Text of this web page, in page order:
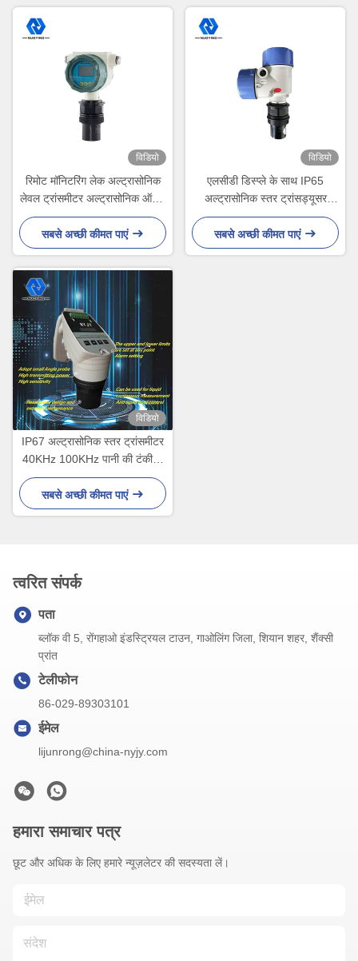
विडियो
रिमोट मॉनिटरिंग लेक अल्ट्रासोनिक
लेवल ट्रांसमीटर अल्ट्रासोनिक ऑयल
लेवल ट्रांसमीटर
सबसे अच्छी कीमत पाएं
विडियो
एलसीडी डिस्प्ले के साथ IP65
अल्ट्रासोनिक स्तर ट्रांसड्यूसर
बौद्धिकता
सबसे अच्छी कीमत पाएं
विडियो
IP67 अल्ट्रासोनिक स्तर ट्रांसमीटर
40KHz 100KHz पानी की टंकी के
लिए अल्ट्रासोनिक स्तर सेंसर
सबसे अच्छी कीमत पाएं
त्वरित संपर्क
पता
ब्लॉक वी 5, रोंगहाओ इंडस्ट्रियल टाउन, गाओलिंग जिला, शियान शहर, शैंक्सी
प्रांत
टेलीफोन
86-029-89303101
ईमेल
lijunrong@china-nyjy.com
हमारा समाचार पत्र
छूट और अधिक के लिए हमारे न्यूज़लेटर की सदस्यता लें।